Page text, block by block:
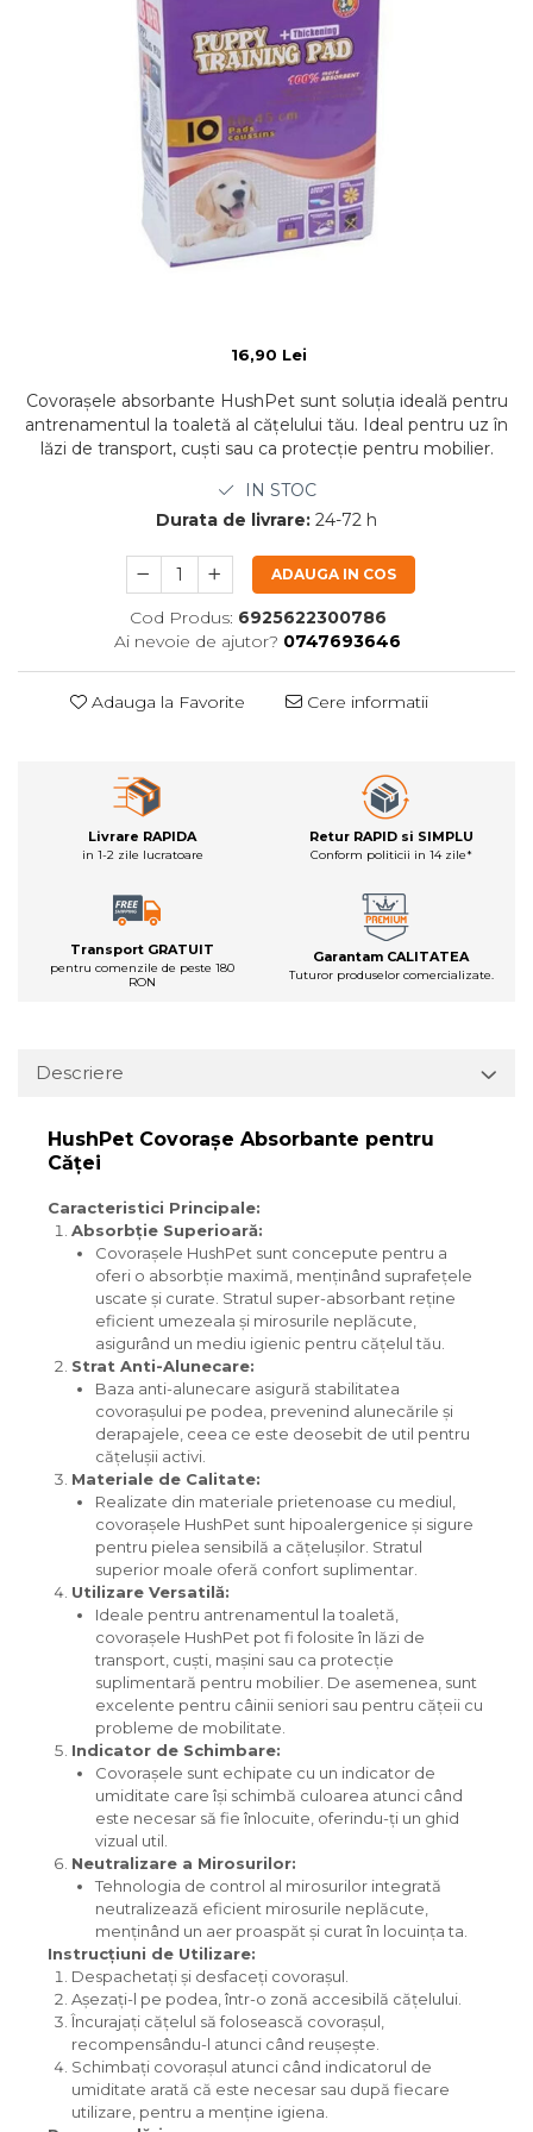
16,90 Lei
Covorașele absorbante HushPet sunt soluția ideală pentru
antrenamentul la toaletă al cățelului tău. Ideal pentru uz în
lăzi de transport, cuști sau ca protecție pentru mobilier.
IN STOC
Durata de livrare: 24-72 h
ADAUGA IN COS
Cod Produs: 6925622300786
Ai nevoie de ajutor? 0747693646
Adauga la Favorite Cere informatii
Livrare RAPIDA
in 1-2 zile lucratoare
Retur RAPID si SIMPLU
Conform politicii in 14 zile*
Transport GRATUIT
pentru comenzile de peste 180
RON
Garantam CALITATEA
Tuturor produselor comercializate.
Descriere
HushPet Covorașe Absorbante pentru
Căţei
Caracteristici Principale:
Absorbție Superioară:
Covorașele HushPet sunt concepute pentru a
oferi o absorbție maximă, menținând suprafețele
uscate și curate. Stratul super-absorbant reține
eficient umezeala și mirosurile neplăcute,
asigurând un mediu igienic pentru cățelul tău.
Strat Anti-Alunecare:
Baza anti-alunecare asigură stabilitatea
covorașului pe podea, prevenind alunecările și
derapajele, ceea ce este deosebit de util pentru
cățelușii activi.
Materiale de Calitate:
Realizate din materiale prietenoase cu mediul,
covorașele HushPet sunt hipoalergenice și sigure
pentru pielea sensibilă a cățelușilor. Stratul
superior moale oferă confort suplimentar.
Utilizare Versatilă:
Ideale pentru antrenamentul la toaletă,
covorașele HushPet pot fi folosite în lăzi de
transport, cuști, mașini sau ca protecție
suplimentară pentru mobilier. De asemenea, sunt
excelente pentru câinii seniori sau pentru cățeii cu
probleme de mobilitate.
Indicator de Schimbare:
Covorașele sunt echipate cu un indicator de
umiditate care își schimbă culoarea atunci când
este necesar să fie înlocuite, oferindu-ți un ghid
vizual util.
Neutralizare a Mirosurilor:
Tehnologia de control al mirosurilor integrată
neutralizează eficient mirosurile neplăcute,
menținând un aer proaspăt și curat în locuința ta.
Instrucțiuni de Utilizare:
Despachetați și desfaceți covorașul.
Așezați-l pe podea, într-o zonă accesibilă cățelului.
Încurajați cățelul să folosească covorașul,
recompensându-l atunci când reușește.
Schimbați covorașul atunci când indicatorul de
umiditate arată că este necesar sau după fiecare
utilizare, pentru a menține igiena.